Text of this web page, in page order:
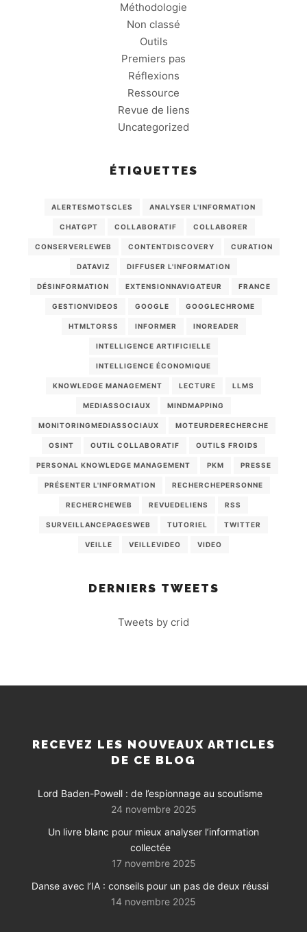
Méthodologie
Non classé
Outils
Premiers pas
Réflexions
Ressource
Revue de liens
Uncategorized
ÉTIQUETTES
ALERTESMOTSCLES ANALYSER L'INFORMATION
CHATGPT COLLABORATIF COLLABORER
CONSERVERLEWEB CONTENTDISCOVERY CURATION
DATAVIZ DIFFUSER L'INFORMATION
DÉSINFORMATION EXTENSIONNAVIGATEUR FRANCE
GESTIONVIDEOS GOOGLE GOOGLECHROME
HTMLTORSS INFORMER INOREADER
INTELLIGENCE ARTIFICIELLE
INTELLIGENCE ÉCONOMIQUE
KNOWLEDGE MANAGEMENT LECTURE LLMS
MEDIASSOCIAUX MINDMAPPING
MONITORINGMEDIASSOCIAUX MOTEURDERECHERCHE
OSINT OUTIL COLLABORATIF OUTILS FROIDS
PERSONAL KNOWLEDGE MANAGEMENT PKM PRESSE
PRÉSENTER L'INFORMATION RECHERCHEPERSONNE
RECHERCHEWEB REVUEDELIENS RSS
SURVEILLANCEPAGESWEB TUTORIEL TWITTER
VEILLE VEILLEVIDEO VIDEO
DERNIERS TWEETS
Tweets by crid
RECEVEZ LES NOUVEAUX ARTICLES
DE CE BLOG
Lord Baden-Powell : de l’espionnage au scoutisme
24 novembre 2025
Un livre blanc pour mieux analyser l’information
collectée
17 novembre 2025
Danse avec l’IA : conseils pour un pas de deux réussi
14 novembre 2025